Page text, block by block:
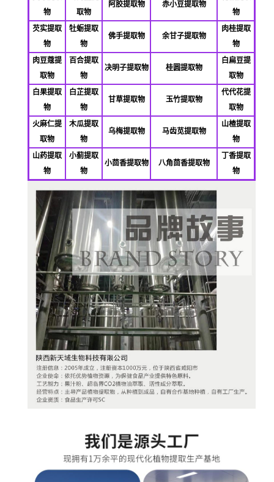
物
取物
阿胶提取物 赤小豆提取物
物
芡实提取
物
牡蛎提取
物
佛手提取物 余甘子提取物
肉桂提取
物
肉豆蔻提
取物
百合提取
物
决明子提取物 桂圆提取物
白扁豆提
取物
白果提取
物
白芷提取
物
甘草提取物 玉竹提取物
代代花提
取物
火麻仁提
取物
木瓜提取
物
乌梅提取物 马齿苋提取物
山楂提取
物
山药提取
物
小蓟提取
物
小茴香提取物 八角茴香提取物
丁香提取
物